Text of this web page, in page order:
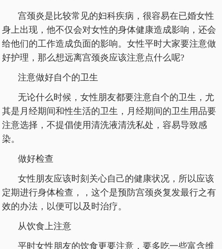
宫颈炎是比较常见的妇科疾病，很容易在已婚女性
身上出现，他不仅会对女性的身体健康造成影响，还会
给他们的工作造成负面的影响。女性平时大家要注意做
好护理，那么想远离宫颈炎应该注意点什么呢?
注意做好自个的卫生
无论什么时候，女性朋友都要注意自个的卫生，尤
其是月经期间和性生活的卫生，月经期间的卫生用品要
注意选择，不提倡使用清洗液清洗私处，容易导致感
染。
做好检查
女性朋友应该时刻关心自己的健康状况，所以应该
定期进行身体检查，，这个是预防宫颈炎复发最行之有
效的办法，以便可以及时治疗。
从饮食上注意
平时女性朋友的饮食更要注意，要多吃一些富含维